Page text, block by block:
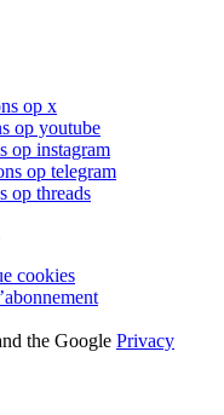
op x
op youtube
op instagram
op telegram
op threads
cookies
the Google Privacy